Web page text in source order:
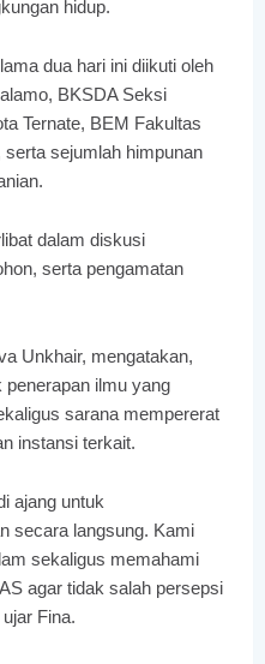
hidup.
dua hari ini diikuti oleh
BKSDA Seksi
Ternate, BEM Fakultas
sejumlah himpunan
dalam diskusi
serta pengamatan
Unkhair, mengatakan,
penerapan ilmu yang
sarana mempererat
instansi terkait.
ajang untuk
secara langsung. Kami
sekaligus memahami
agar tidak salah persepsi
Fina.